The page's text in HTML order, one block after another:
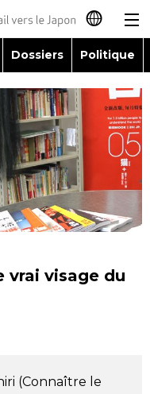
日本語
English
简体字
繁體字
Español
Dossiers Politique
vrai visage du
(Connaître le